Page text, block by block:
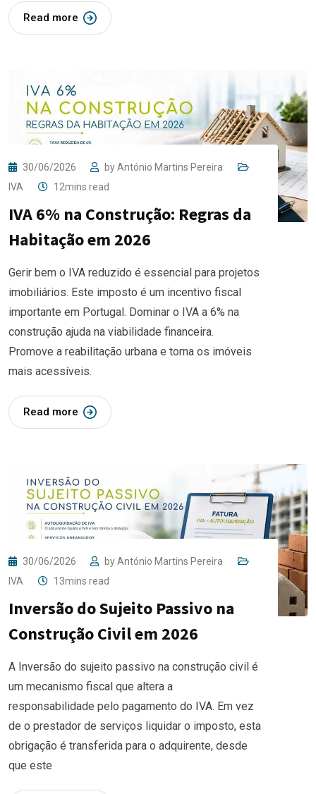
Read more
30/06/2026 byAntónio Martins Pereira
IVA
12mins read
IVA 6% na Construção: Regras da
Habitação em 2026
Gerir bem o IVA reduzido é essencial para projetos
imobiliários. Este imposto é um incentivo fiscal
importante em Portugal. Dominar o IVA a 6% na
construção ajuda na viabilidade financeira.
Promove a reabilitação urbana e torna os imóveis
mais acessíveis.
Read more
30/06/2026 byAntónio Martins Pereira
IVA
13mins read
Inversão do Sujeito Passivo na
Construção Civil em 2026
A Inversão do sujeito passivo na construção civil é
um mecanismo fiscal que altera a
responsabilidade pelo pagamento do IVA. Em vez
de o prestador de serviços liquidar o imposto, esta
obrigação é transferida para o adquirente, desde
que este